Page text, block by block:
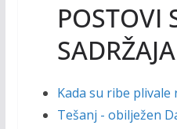
POSTOVI
SADRŽAJA
Kada su ribe plivale
Tešanj - obilježen